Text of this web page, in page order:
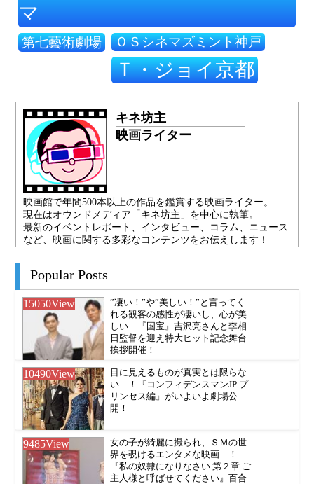
マ
第七藝術劇場 ＯＳシネマズミント神戸
Ｔ・ジョイ京都
キネ坊主
映画ライター
映画館で年間500本以上の作品を鑑賞する映画ライター。
現在はオウンドメディア「キネ坊主」を中心に執筆。
最新のイベントレポート、インタビュー、コラム、ニュース
など、映画に関する多彩なコンテンツをお伝えします！
Popular Posts
15050View
”凄い！”や”美しい！”と言ってく
れる観客の感性が凄いし、心が美
しい…『国宝』吉沢亮さんと李相
日監督を迎え特大ヒット記念舞台
挨拶開催！
10490View
目に見えるものが真実とは限らな
い…！『コンフィデンスマンJP プ
リンセス編』がいよいよ劇場公
開！
9485View
女の子が綺麗に撮られ、ＳＭの世
界を覗けるエンタメな映画…！
『私の奴隷になりなさい 第２章 ご
主人様と呼ばせてください』百合